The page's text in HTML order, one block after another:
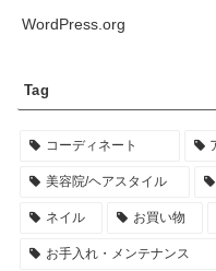
WordPress.org
Tag
コーディネート
美容院/ヘアスタイル
ネイル お買い物
お手入れ・メンテナンス